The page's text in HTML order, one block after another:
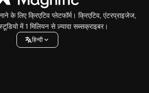
के लिए क्रिएटिव प्लेटफॉर्म। क्रिएटिव, एंटरप्राइजेज,
में 1 मिलियन से ज़्यादा सब्सक्राइबर।
हिन्दी